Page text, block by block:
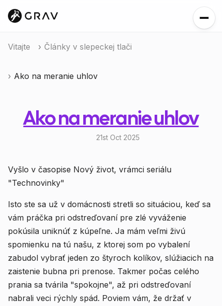
Vitajte Články v slepeckej tlači
Ako na meranie uhlov
Ako na meranie uhlov
21st Oct 2025
Vyšlo v časopise Nový život, vrámci seriálu
"Technovinky"
Isto ste sa už v domácnosti stretli so situáciou, keď sa
vám práčka pri odstreďovaní pre zlé vyváženie
pokúsila uniknúť z kúpeľne. Ja mám veľmi živú
spomienku na tú našu, z ktorej som po vybalení
zabudol vybrať jeden zo štyroch kolíkov, slúžiacich na
zaistenie bubna pri prenose. Takmer počas celého
prania sa tvárila "spokojne", až pri odstreďovaní
nabrali veci rýchly spád. Poviem vám, že držať v